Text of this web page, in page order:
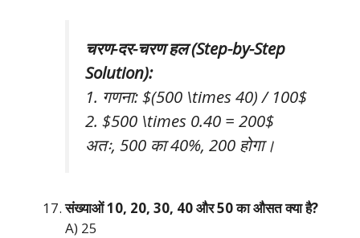
चरण-दर-चरण हल (Step-by-Step
Solution):
1. गणना: $(500 \times 40) / 100$
2. $500 \times 0.40 = 200$
अतः, 500 का 40%, 200 होगा।
संख्याओं 10, 20, 30, 40 और 50 का औसत क्या है?
A) 25